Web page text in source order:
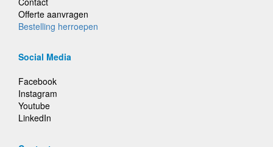
Offerte aanvragen
Bestelling herroepen
Social Media
Facebook
Instagram
Youtube
LinkedIn